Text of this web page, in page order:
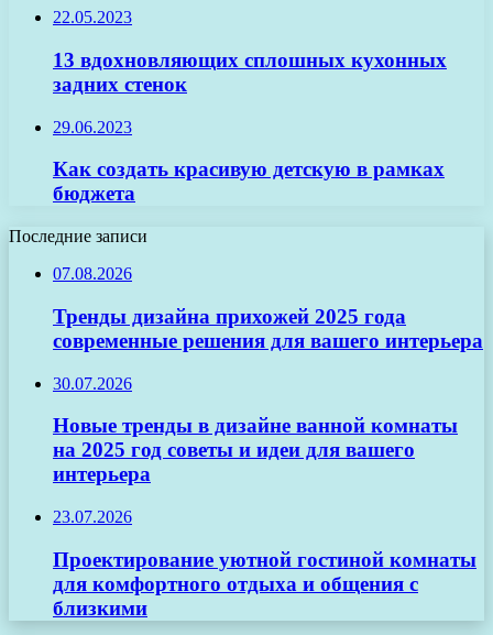
22.05.2023
13 вдохновляющих сплошных кухонных
задних стенок
29.06.2023
Как создать красивую детскую в рамках
бюджета
Последние записи
07.08.2026
Тренды дизайна прихожей 2025 года
современные решения для вашего интерьера
30.07.2026
Новые тренды в дизайне ванной комнаты
на 2025 год советы и идеи для вашего
интерьера
23.07.2026
Проектирование уютной гостиной комнаты
для комфортного отдыха и общения с
близкими